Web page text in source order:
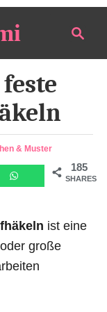
a
& Muster
185
SHARES
ist eine
große